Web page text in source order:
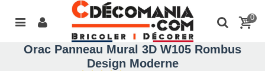
0
Orac Panneau Mural 3D W105 Rombus
Design Moderne